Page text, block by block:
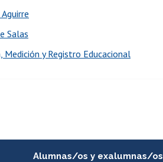
Salas
y Registro Educacional
Alumnas/os y exalumnas/os